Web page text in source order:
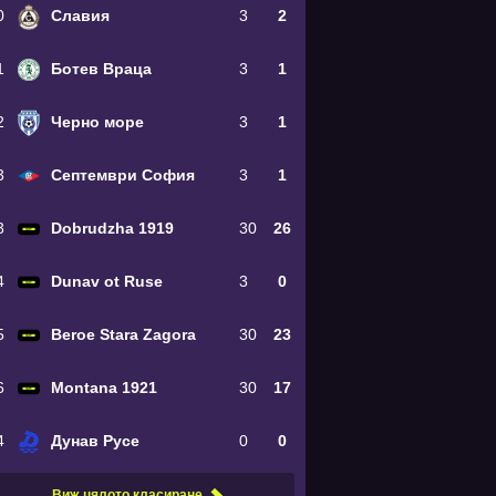
Славия 3 2
Ботев Враца 3 1
Черно море 3 1
Септември София 3 1
Dobrudzha 1919 30 26
Dunav ot Ruse 3 0
Beroe Stara Zagora 30 23
Montana 1921 30 17
Дунав Русе 0 0